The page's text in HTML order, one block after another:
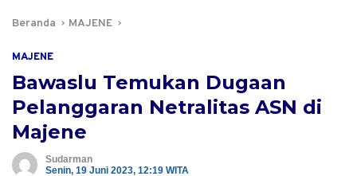
Beranda MAJENE
MAJENE
Bawaslu Temukan Dugaan
Pelanggaran Netralitas ASN di
Majene
Sudarman
Senin, 19 Juni 2023, 12:19 WITA